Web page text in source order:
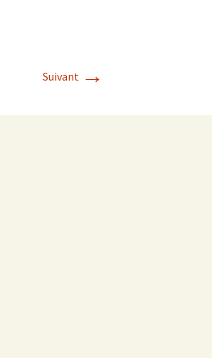
Suivant →